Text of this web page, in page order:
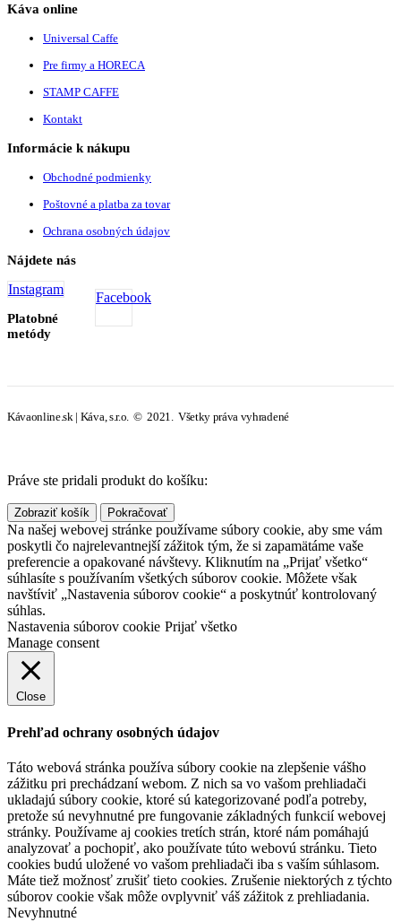
Káva online
Universal Caffe
Pre firmy a HORECA
STAMP CAFFE
Kontakt
Informácie k nákupu
Obchodné podmienky
Poštovné a platba za tovar
Ochrana osobných údajov
Nájdete nás
Facebook
Instagram
Platobné
metódy
Kávaonline.sk | Káva, s.r.o. © 2021. Všetky práva vyhradené
Práve ste pridali produkt do košíku:
Zobraziť košík Pokračovať
Na našej webovej stránke používame súbory cookie, aby sme vám
poskytli čo najrelevantnejší zážitok tým, že si zapamätáme vaše
preferencie a opakované návštevy. Kliknutím na „Prijať všetko“
súhlasíte s používaním všetkých súborov cookie. Môžete však
navštíviť „Nastavenia súborov cookie“ a poskytnúť kontrolovaný
súhlas.
Nastavenia súborov cookie Prijať všetko
Manage consent
Close
Prehľad ochrany osobných údajov
Táto webová stránka používa súbory cookie na zlepšenie vášho
zážitku pri prechádzaní webom. Z nich sa vo vašom prehliadači
ukladajú súbory cookie, ktoré sú kategorizované podľa potreby,
pretože sú nevyhnutné pre fungovanie základných funkcií webovej
stránky. Používame aj cookies tretích strán, ktoré nám pomáhajú
analyzovať a pochopiť, ako používate túto webovú stránku. Tieto
cookies budú uložené vo vašom prehliadači iba s vaším súhlasom.
Máte tiež možnosť zrušiť tieto cookies. Zrušenie niektorých z týchto
súborov cookie však môže ovplyvniť váš zážitok z prehliadania.
Nevyhnutné